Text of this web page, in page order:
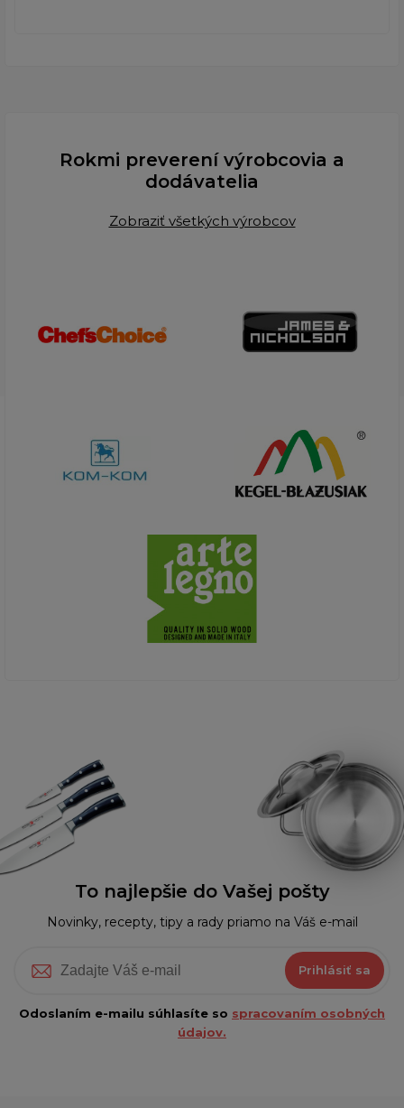
Rokmi preverení výrobcovia a
dodávatelia
Zobraziť všetkých výrobcov
To najlepšie do Vašej pošty
Novinky, recepty, tipy a rady priamo na Váš e-mail
Prihlásiť sa
Odoslaním e-mailu súhlasíte so spracovaním osobných
údajov.